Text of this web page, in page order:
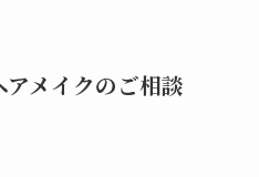
メイクのご相談